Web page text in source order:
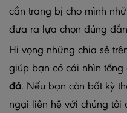
cần trang bị cho mình
đưa ra lựa chọn đúng
Hi vọng những chia sẻ
giúp bạn có cái nhìn tổng
đá. Nếu bạn còn bất kỳ
ngại liên hệ với chúng tôi